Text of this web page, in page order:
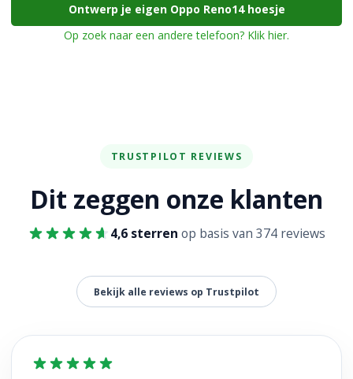
Ontwerp je eigen Oppo Reno14 hoesje
Op zoek naar een andere telefoon? Klik hier.
TRUSTPILOT REVIEWS
Dit zeggen onze klanten
4,6 sterren op basis van 374 reviews
Bekijk alle reviews op Trustpilot